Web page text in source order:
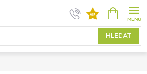
HLEDAT
NÁKUPNÍ
KOŠÍK